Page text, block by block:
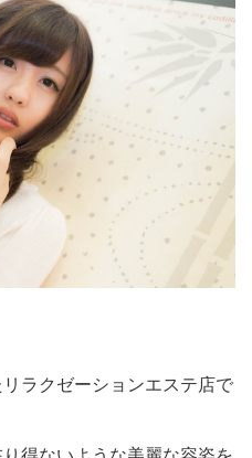
ラクゼーションエステ店で